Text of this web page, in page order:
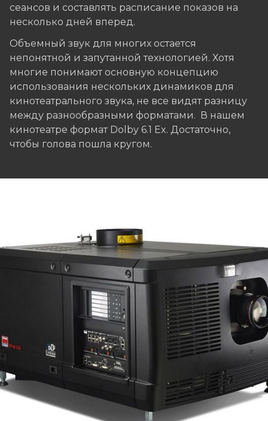
сеансов и составлять расписание показов на
несколько дней вперед.
Объемный звук для многих остается
непонятной и запутанной технологией. Хотя
многие понимают основную концепцию
использования нескольких динамиков для
кинотеатрального звука, не все видят разницу
между разнообразными форматами. В нашем
кинотеатре формат Dolby 6.1 Ex. Достаточно,
чтобы голова пошла кругом.